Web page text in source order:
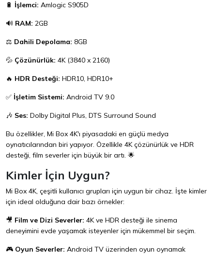
🔋 İşlemci: Amlogic S905D
🔊 RAM: 2GB
⚖️ Dahili Depolama: 8GB
💦 Çözünürlük: 4K (3840 x 2160)
🔥 HDR Desteği: HDR10, HDR10+
✅ İşletim Sistemi: Android TV 9.0
🎶 Ses: Dolby Digital Plus, DTS Surround Sound
Bu özellikler, Mi Box 4K'ı piyasadaki en güçlü medya
oynatıcılarından biri yapıyor. Özellikle 4K çözünürlük ve HDR
desteği, film severler için büyük bir artı. 🌟
Kimler İçin Uygun?
Mi Box 4K, çeşitli kullanıcı grupları için uygun bir cihaz. İşte kimler
için ideal olduğuna dair bazı örnekler:
🎥 Film ve Dizi Severler: 4K ve HDR desteği ile sinema
deneyimini evde yaşamak isteyenler için mükemmel bir seçim.
🎮 Oyun Severler: Android TV üzerinden oyun oynamak